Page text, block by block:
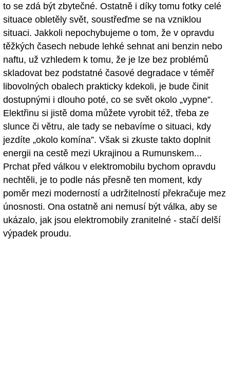
to se zdá být zbytečné. Ostatně i díky tomu fotky celé
situace obletěly svět, soustřeďme se na vzniklou
situaci. Jakkoli nepochybujeme o tom, že v opravdu
těžkých časech nebude lehké sehnat ani benzin nebo
naftu, už vzhledem k tomu, že je lze bez problémů
skladovat bez podstatné časové degradace v téměř
libovolných obalech prakticky kdekoli, je bude činit
dostupnými i dlouho poté, co se svět okolo „vypne”.
Elektřinu si jistě doma můžete vyrobit též, třeba ze
slunce či větru, ale tady se nebavíme o situaci, kdy
jezdíte „okolo komína”. Však si zkuste takto doplnit
energii na cestě mezi Ukrajinou a Rumunskem...
Prchat před válkou v elektromobilu bychom opravdu
nechtěli, je to podle nás přesně ten moment, kdy
poměr mezi moderností a udržitelností překračuje mez
únosnosti. Ona ostatně ani nemusí být válka, aby se
ukázalo, jak jsou elektromobily zranitelné - stačí delší
výpadek proudu.